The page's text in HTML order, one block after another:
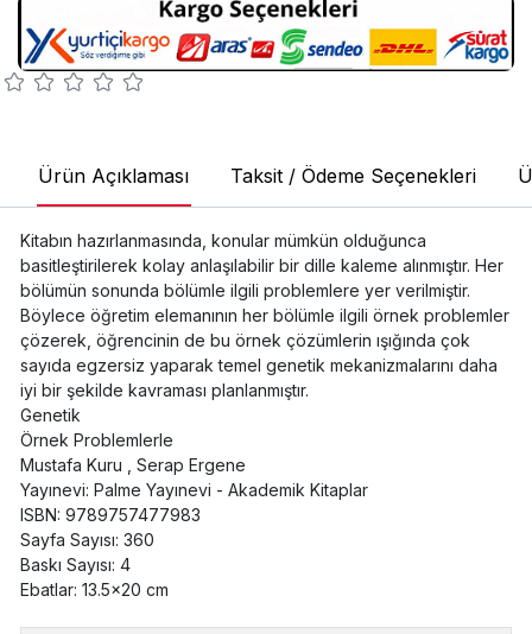
Ürün Açıklaması Taksit / Ödeme Seçenekleri
Kitabın hazırlanmasında, konular mümkün olduğunca
basitleştirilerek kolay anlaşılabilir bir dille kaleme alınmıştır. Her
bölümün sonunda bölümle ilgili problemlere yer verilmiştir.
Böylece öğretim elemanının her bölümle ilgili örnek problemler
çözerek, öğrencinin de bu örnek çözümlerin ışığında çok
sayıda egzersiz yaparak temel genetik mekanizmalarını daha
iyi bir şekilde kavraması planlanmıştır.
Genetik
Örnek Problemlerle
Mustafa Kuru , Serap Ergene
Yayınevi: Palme Yayınevi - Akademik Kitaplar
ISBN: 9789757477983
Sayfa Sayısı: 360
Baskı Sayısı: 4
Ebatlar: 13.5x20 cm